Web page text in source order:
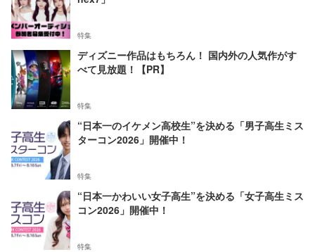
特集
ディズニー作品はもちろん！ 国内外の人気作がす
べて見放題！【PR】
特集
“日本一のイケメン高校生”を決める「男子高生ミス
ターコン2026」開催中！
特集
“日本一かわいい女子高生”を決める「女子高生ミス
コン2026」開催中！
特集